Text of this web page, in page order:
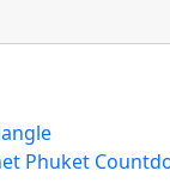
Phuket